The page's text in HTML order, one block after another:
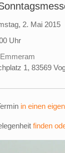
2. Mai 2015
Uhr
1, 83569
in einen
finden